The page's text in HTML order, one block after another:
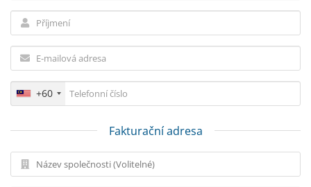
+60
Fakturační adresa